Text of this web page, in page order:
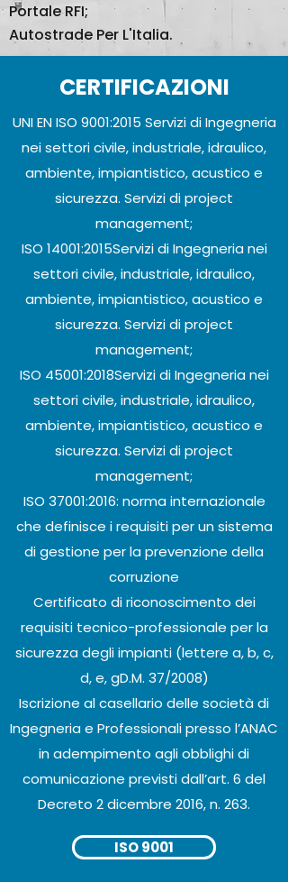
Portale RFI;
Autostrade Per L'Italia.
CERTIFICAZIONI
UNI EN ISO 9001:2015 Servizi di Ingegneria
nei settori civile, industriale, idraulico,
ambiente, impiantistico, acustico e
sicurezza. Servizi di project
management;
ISO 14001:2015Servizi di Ingegneria nei
settori civile, industriale, idraulico,
ambiente, impiantistico, acustico e
sicurezza. Servizi di project
management;
ISO 45001:2018Servizi di Ingegneria nei
settori civile, industriale, idraulico,
ambiente, impiantistico, acustico e
sicurezza. Servizi di project
management;
ISO 37001:2016: norma internazionale
che definisce i requisiti per un sistema
di gestione per la prevenzione della
corruzione
Certificato di riconoscimento dei
requisiti tecnico-professionale per la
sicurezza degli impianti (lettere a, b, c,
d, e, gD.M. 37/2008)
Iscrizione al casellario delle società di
Ingegneria e Professionali presso l’ANAC
in adempimento agli obblighi di
comunicazione previsti dall’art. 6 del
Decreto 2 dicembre 2016, n. 263.
ISO 9001